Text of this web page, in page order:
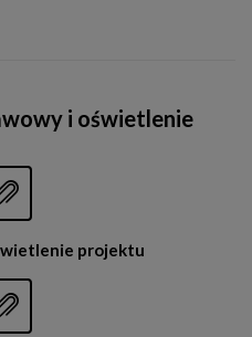
i oświetlenie
projektu